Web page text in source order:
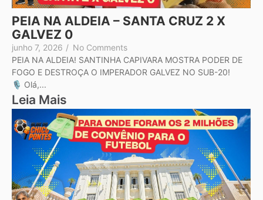
PEIA NA ALDEIA – SANTA CRUZ 2 X
GALVEZ 0
junho 7, 2026 / No Comments
PEIA NA ALDEIA! SANTINHA CAPIVARA MOSTRA PODER DE
FOGO E DESTROÇA O IMPERADOR GALVEZ NO SUB-20!
🎙️ Olá,...
Leia Mais